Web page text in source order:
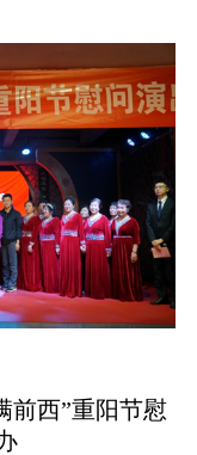
、餐、礼四大经营业
旗舰店和17家分店
家的近200位外国元
，成为国家级文化
、全国文明单位。
前西”重阳节慰